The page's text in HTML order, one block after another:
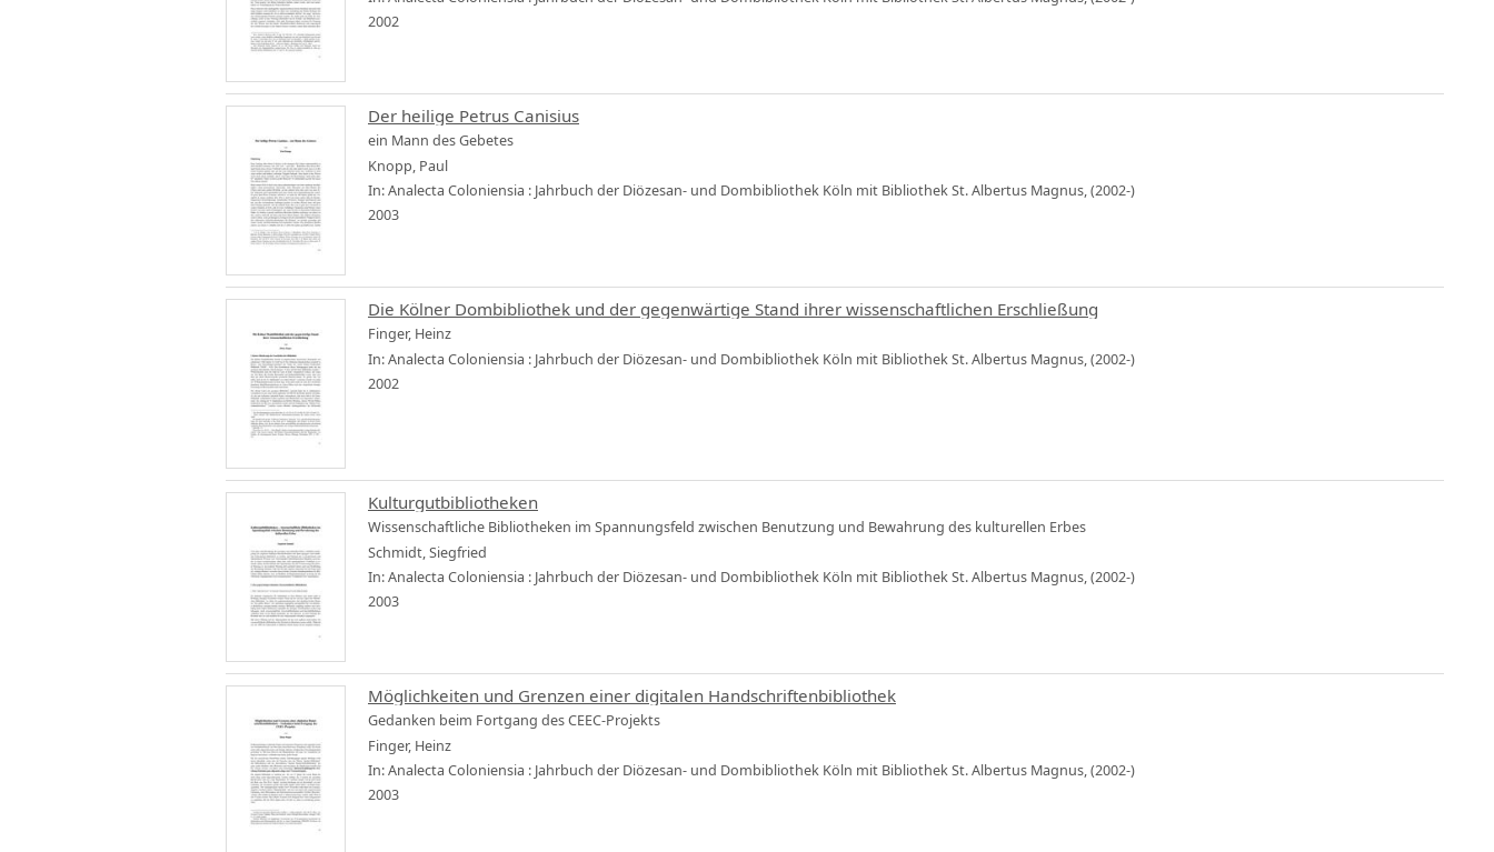
2002
Der heilige Petrus Canisius
ein Mann des Gebetes
Knopp, Paul
In: Analecta Coloniensia : Jahrbuch der Diözesan- und Dombibliothek Köln mit Bibliothek St. Albertus Magnus, (2002-)
2003
Die Kölner Dombibliothek und der gegenwärtige Stand ihrer wissenschaftlichen Erschließung
Finger, Heinz
In: Analecta Coloniensia : Jahrbuch der Diözesan- und Dombibliothek Köln mit Bibliothek St. Albertus Magnus, (2002-)
2002
Kulturgutbibliotheken
Wissenschaftliche Bibliotheken im Spannungsfeld zwischen Benutzung und Bewahrung des kulturellen Erbes
Schmidt, Siegfried
In: Analecta Coloniensia : Jahrbuch der Diözesan- und Dombibliothek Köln mit Bibliothek St. Albertus Magnus, (2002-)
2003
Möglichkeiten und Grenzen einer digitalen Handschriftenbibliothek
Gedanken beim Fortgang des CEEC-Projekts
Finger, Heinz
In: Analecta Coloniensia : Jahrbuch der Diözesan- und Dombibliothek Köln mit Bibliothek St. Albertus Magnus, (2002-)
2003